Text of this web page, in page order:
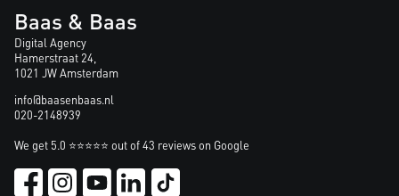
Baas & Baas
Digital Agency
Hamerstraat 24,
1021 JW Amsterdam
info@baasenbaas.nl
020-2148939
We get 5.0 ⭐⭐⭐⭐⭐ out of 43 reviews on Google